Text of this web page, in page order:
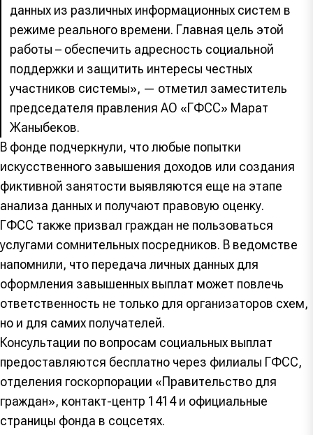
данных из различных информационных систем в
режиме реального времени. Главная цель этой
работы – обеспечить адресность социальной
поддержки и защитить интересы честных
участников системы», — отметил заместитель
председателя правления АО «ГФСС» Марат
Жаныбеков.
В фонде подчеркнули, что любые попытки
искусственного завышения доходов или создания
фиктивной занятости выявляются еще на этапе
анализа данных и получают правовую оценку.
ГФСС также призвал граждан не пользоваться
услугами сомнительных посредников. В ведомстве
напомнили, что передача личных данных для
оформления завышенных выплат может повлечь
ответственность не только для организаторов схем,
но и для самих получателей.
Консультации по вопросам социальных выплат
предоставляются бесплатно через филиалы ГФСС,
отделения госкорпорации «Правительство для
граждан», контакт-центр 1414 и официальные
страницы фонда в соцсетях.